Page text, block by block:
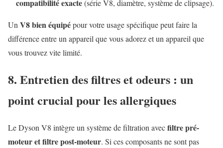
compatibilité exacte(série V8, diamètre, système de clipsage).
Un V8 bien équipépour votre usage spécifique peut faire la
différence entre un appareil que vous adorez et un appareil que
vous trouvez vite limité.
8. Entretien des filtres et odeurs : un
point crucial pour les allergiques
Le Dyson V8 intègre un système de filtration avecfiltre pré-
moteur et filtre post-moteur. Si ces composants ne sont pas